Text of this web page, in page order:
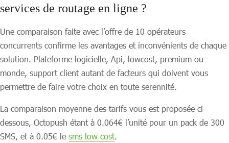
services de routage en ligne ?
Une comparaison faite avec l’offre de 10 opérateurs
concurrents confirme les avantages et inconvénients de chaque
solution. Plateforme logicielle, Api, lowcost, premium ou
monde, support client autant de facteurs qui doivent vous
permettre de faire votre choix en toute serennité.
La comparaison moyenne des tarifs vous est proposée ci-
dessous, Octopush étant à 0.064€ l’unité pour un pack de 300
SMS, et à 0.05€ le sms low cost.